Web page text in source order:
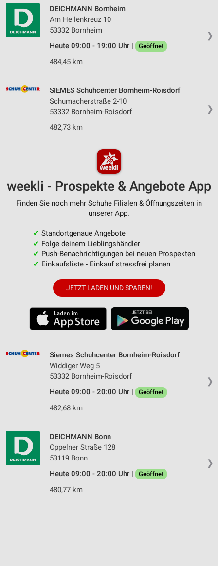
❯
DEICHMANN Bornheim
Am Hellenkreuz 10
53332 Bornheim
Heute 09:00 - 19:00 Uhr |
Geöffnet
484,45 km
❯
SIEMES Schuhcenter Bornheim-Roisdorf
Schumacherstraße 2-10
53332 Bornheim-Roisdorf
482,73 km
weekli - Prospekte & Angebote App
Finden Sie noch mehr Schuhe Filialen & Öffnungszeiten in
unserer App.
✔ Standortgenaue Angebote
✔ Folge deinem Lieblingshändler
✔ Push-Benachrichtigungen bei neuen Prospekten
✔ Einkaufsliste - Einkauf stressfrei planen
JETZT LADEN UND SPAREN!
❯
Siemes Schuhcenter Bornheim-Roisdorf
Widdiger Weg 5
53332 Bornheim-Roisdorf
Heute 09:00 - 20:00 Uhr |
Geöffnet
482,68 km
❯
DEICHMANN Bonn
Oppelner Straße 128
53119 Bonn
Heute 09:00 - 20:00 Uhr |
Geöffnet
480,77 km